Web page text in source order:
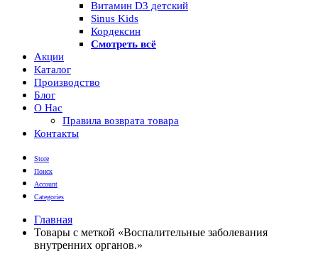
Витамин D3 детский
Sinus Kids
Кордексин
Смотреть всё
Акции
Каталог
Производство
Блог
О Нас
Правила возврата товара
Контакты
Store
Поиск
Account
Categories
Главная
Товары с меткой «Воспалительные заболевания
внутренних органов.»